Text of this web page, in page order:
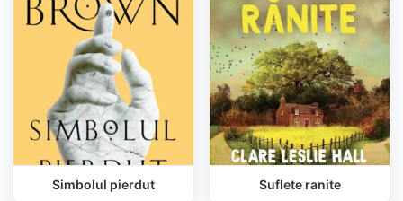
Simbolul pierdut Suflete ranite